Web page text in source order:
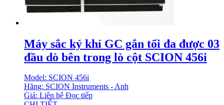
Máy sắc ký khí GC gắn tối đa được 03
đầu dò bên trong lò cột SCION 456i
Model: SCION 456i
Hãng: SCION Instruments - Anh
Giá: Liên hệ Đọc tiếp